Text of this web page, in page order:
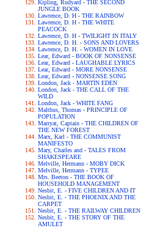
Kipling, Rudyard - THE SECOND
JUNGLE BOOK
Lawrence, D. H - THE RAINBOW
Lawrence, D. H - THE WHITE
PEACOCK
Lawrence, D. H - TWILIGHT IN ITALY
Lawrence, D. H. - SONS AND LOVERS
Lawrence, D. H. - WOMEN IN LOVE
Lear, Edward - BOOK OF NONSENSE
Lear, Edward - LAUGHABLE LYRICS
Lear, Edward - MORE NONSENSE
Lear, Edward - NONSENSE SONG
London, Jack - MARTIN EDEN
London, Jack - THE CALL OF THE
WILD
London, Jack - WHITE FANG
Malthus, Thomas - PRINCIPLE OF
POPULATION
Marryat, Captain - THE CHILDREN OF
THE NEW FOREST
Marx, Karl - THE COMMUNIST
MANIFESTO
Mary, Charles and - TALES FROM
SHAKESPEARE
Melville, Hermann - MOBY DICK
Melville, Hermann - TYPEE
Mrs. Beeton - THE BOOK OF
HOUSEHOLD MANAGEMENT
Nesbit, E. - FIVE CHILDREN AND IT
Nesbit, E. - THE PHOENIX AND THE
CARPET
Nesbit, E. - THE RAILWAY CHILDREN
Nesbit, E. - THE STORY OF THE
AMULET